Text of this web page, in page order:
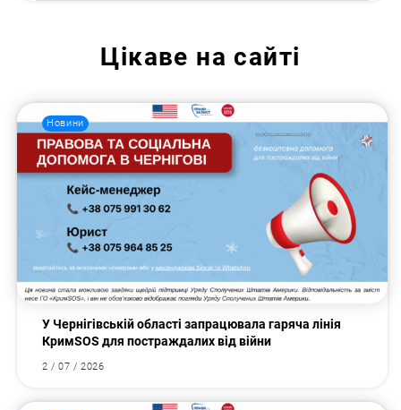
Цікаве на сайті
Новини
У Чернігівській області запрацювала гаряча лінія
КримSOS для постраждалих від війни
2 / 07 / 2026